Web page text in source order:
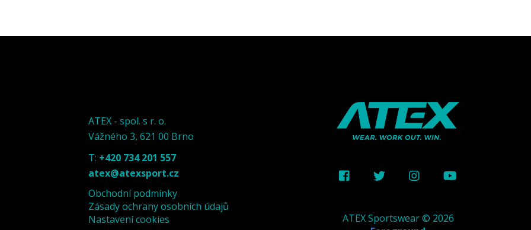
ATEX Sportswear © 2026
ATEX - spol. s r. o.
Vážného 3, 621 00 Brno
T: +420 734 201 557
atex@atexsport.cz
Obchodní podmínky
Zásady ochrany osobních údajů
Nastavení cookies